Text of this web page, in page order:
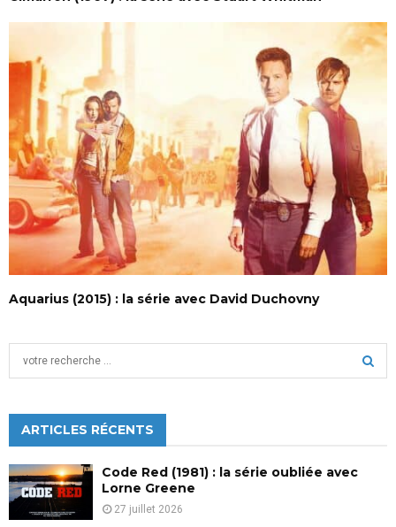
Aquarius (2015) : la série avec David Duchovny
h
f
o
r
:
ARTICLES RÉCENTS
Code Red (1981) : la série oubliée avec
Lorne Greene
27 juillet 2026